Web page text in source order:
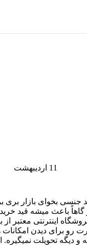
11 اردیبهشت
بخوای بازار
باعث میشه قید خرید
اینترنتی معتبر
رو برای دیدن
دیگه تحویلت